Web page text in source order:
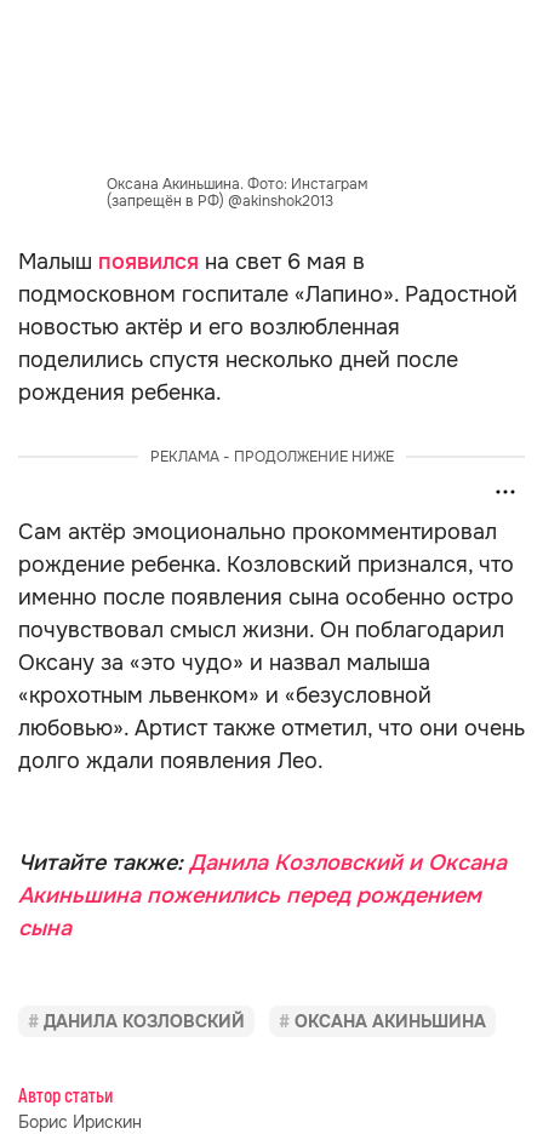
Оксана Акиньшина. Фото: Инстаграм
(запрещён в РФ) @akinshok2013
Малыш появился на свет 6 мая в
подмосковном госпитале «Лапино». Радостной
новостью актёр и его возлюбленная
поделились спустя несколько дней после
рождения ребенка.
РЕКЛАМА - ПРОДОЛЖЕНИЕ НИЖЕ
Сам актёр эмоционально прокомментировал
рождение ребенка. Козловский признался, что
именно после появления сына особенно остро
почувствовал смысл жизни. Он поблагодарил
Оксану за «это чудо» и назвал малыша
«крохотным львенком» и «безусловной
любовью». Артист также отметил, что они очень
долго ждали появления Лео.
Читайте также:Данила Козловский и Оксана
Акиньшина поженились перед рождением
сына
ДАНИЛА КОЗЛОВСКИЙ ОКСАНА АКИНЬШИНА
Автор статьи
Борис Ирискин